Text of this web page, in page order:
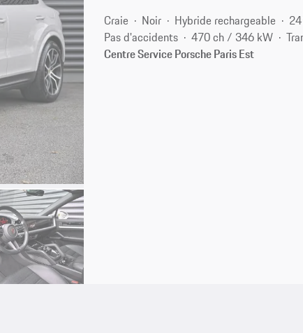
Craie Noir Hybride rechargeable
Pas d'accidents
470 ch / 346 kW
Centre Service Porsche Paris Est